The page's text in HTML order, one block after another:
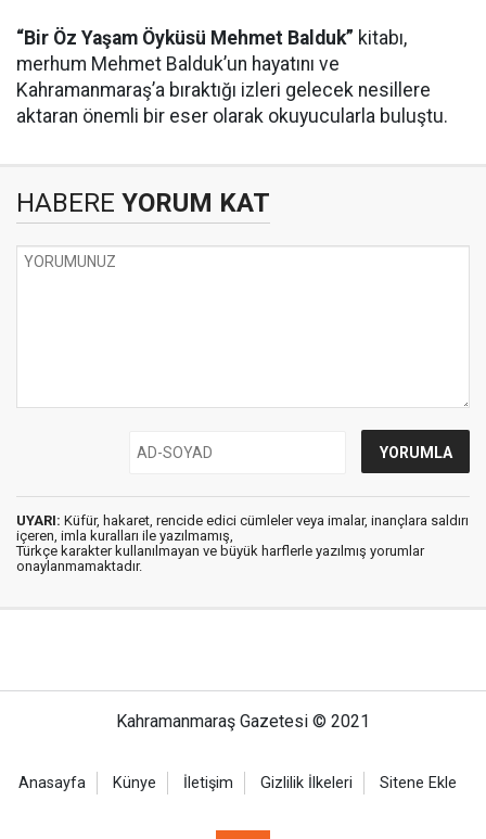
“Bir Öz Yaşam Öyküsü Mehmet Balduk” kitabı,
merhum Mehmet Balduk’un hayatını ve
Kahramanmaraş’a bıraktığı izleri gelecek nesillere
aktaran önemli bir eser olarak okuyucularla buluştu.
HABERE YORUM KAT
UYARI: Küfür, hakaret, rencide edici cümleler veya imalar, inançlara saldırı
içeren, imla kuralları ile yazılmamış,
Türkçe karakter kullanılmayan ve büyük harflerle yazılmış yorumlar
onaylanmamaktadır.
Kahramanmaraş Gazetesi © 2021
Anasayfa Künye İletişim Gizlilik İlkeleri Sitene Ekle